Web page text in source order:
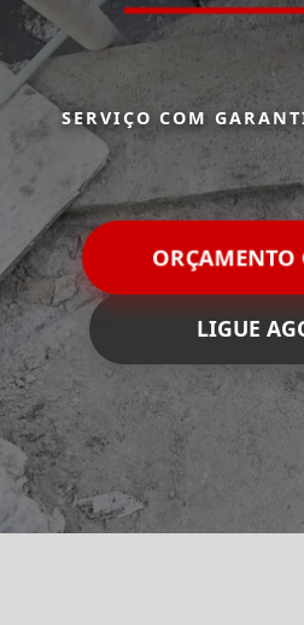
SERVIÇO COM
LIGUE